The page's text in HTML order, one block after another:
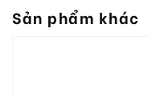
Sản phẩm khác